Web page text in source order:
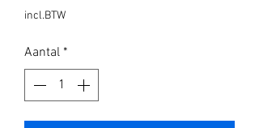
incl.BTW
Aantal *